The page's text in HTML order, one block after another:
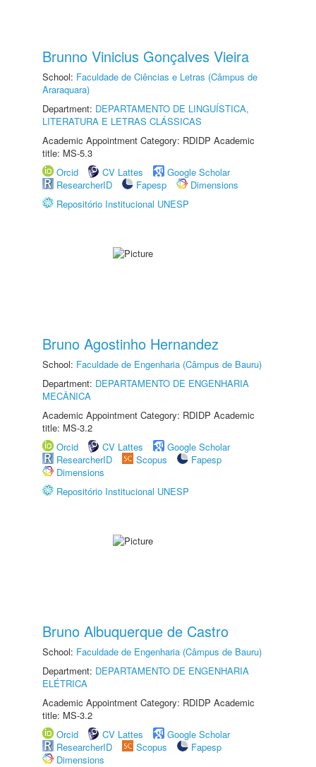
Brunno Vinicius Gonçalves Vieira
School: Faculdade de Ciências e Letras (Câmpus de
Araraquara)
Department: DEPARTAMENTO DE LINGUÍSTICA,
LITERATURA E LETRAS CLÁSSICAS
Academic Appointment Category: RDIDP Academic
title: MS-5.3
Orcid
CV Lattes
Google Scholar
ResearcherID
Fapesp
Dimensions
Repositório Institucional UNESP
Bruno Agostinho Hernandez
School: Faculdade de Engenharia (Câmpus de Bauru)
Department: DEPARTAMENTO DE ENGENHARIA
MECÂNICA
Academic Appointment Category: RDIDP Academic
title: MS-3.2
Orcid
CV Lattes
Google Scholar
ResearcherID
Scopus
Fapesp
Dimensions
Repositório Institucional UNESP
Bruno Albuquerque de Castro
School: Faculdade de Engenharia (Câmpus de Bauru)
Department: DEPARTAMENTO DE ENGENHARIA
ELÉTRICA
Academic Appointment Category: RDIDP Academic
title: MS-3.2
Orcid
CV Lattes
Google Scholar
ResearcherID
Scopus
Fapesp
Dimensions